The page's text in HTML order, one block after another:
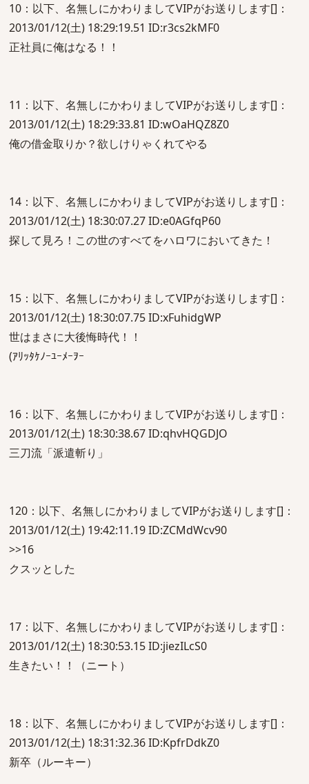
10：以下、名無しにかわりましてVIPがお送りします[]：
2013/01/12(土) 18:29:19.51 ID:r3cs2kMF0
正社員に俺はなる！！
11：以下、名無しにかわりましてVIPがお送りします[]：
2013/01/12(土) 18:29:33.81 ID:wOaHQZ8Z0
俺の借金取りか？欲しけりゃくれてやる
14：以下、名無しにかわりましてVIPがお送りします[]：
2013/01/12(土) 18:30:07.27 ID:e0AGfqP60
探して見ろ！この世のすべてをハロワにおいてきた！
15：以下、名無しにかわりましてVIPがお送りします[]：
2013/01/12(土) 18:30:07.75 ID:xFuhidgWP
世はまさに大後悔時代！！
(ｱﾘｯﾀｹﾉｰﾕｰﾒｰｦｰ
16：以下、名無しにかわりましてVIPがお送りします[]：
2013/01/12(土) 18:30:38.67 ID:qhvHQGDJO
三刀流「派遣斬り」
120：以下、名無しにかわりましてVIPがお送りします[]：
2013/01/12(土) 19:42:11.19 ID:ZCMdWcv90
>>16
クスッとした
17：以下、名無しにかわりましてVIPがお送りします[]：
2013/01/12(土) 18:30:53.15 ID:jiezILcS0
生きたい！！（ニート）
18：以下、名無しにかわりましてVIPがお送りします[]：
2013/01/12(土) 18:31:32.36 ID:KpfrDdkZ0
新卒（ルーキー）